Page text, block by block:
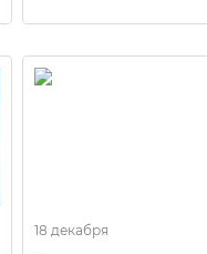
18 декабря